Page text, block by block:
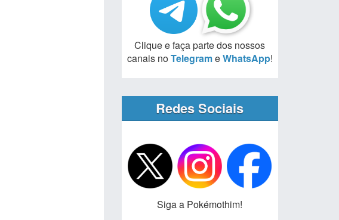
Clique e faça parte dos nossos
canais noTelegrameWhatsApp!
Redes Sociais
Siga a Pokémothim!